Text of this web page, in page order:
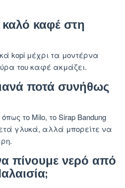
καφέ στη
kopi μέχρι τα μοντέρνα
του καφέ ακμάζει.
ποτά συνήθως
το Milo, το Sirap Bandung
γλυκά, αλλά μπορείτε να
πίνουμε νερό από